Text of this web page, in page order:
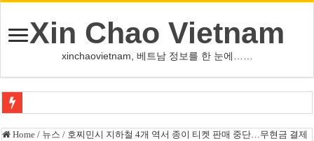
Xin Chao Vietnam
xinchaovietnam, 베트남 정보를 한 눈에……
오덕 목사, 32년 베트남 삶 담은 첫 디카시집 ‘한 컷의 서정’ 출간
Home / 뉴스 / 호찌민시 지하철 4개 역서 종이 티켓 판매 중단…무현금 결제